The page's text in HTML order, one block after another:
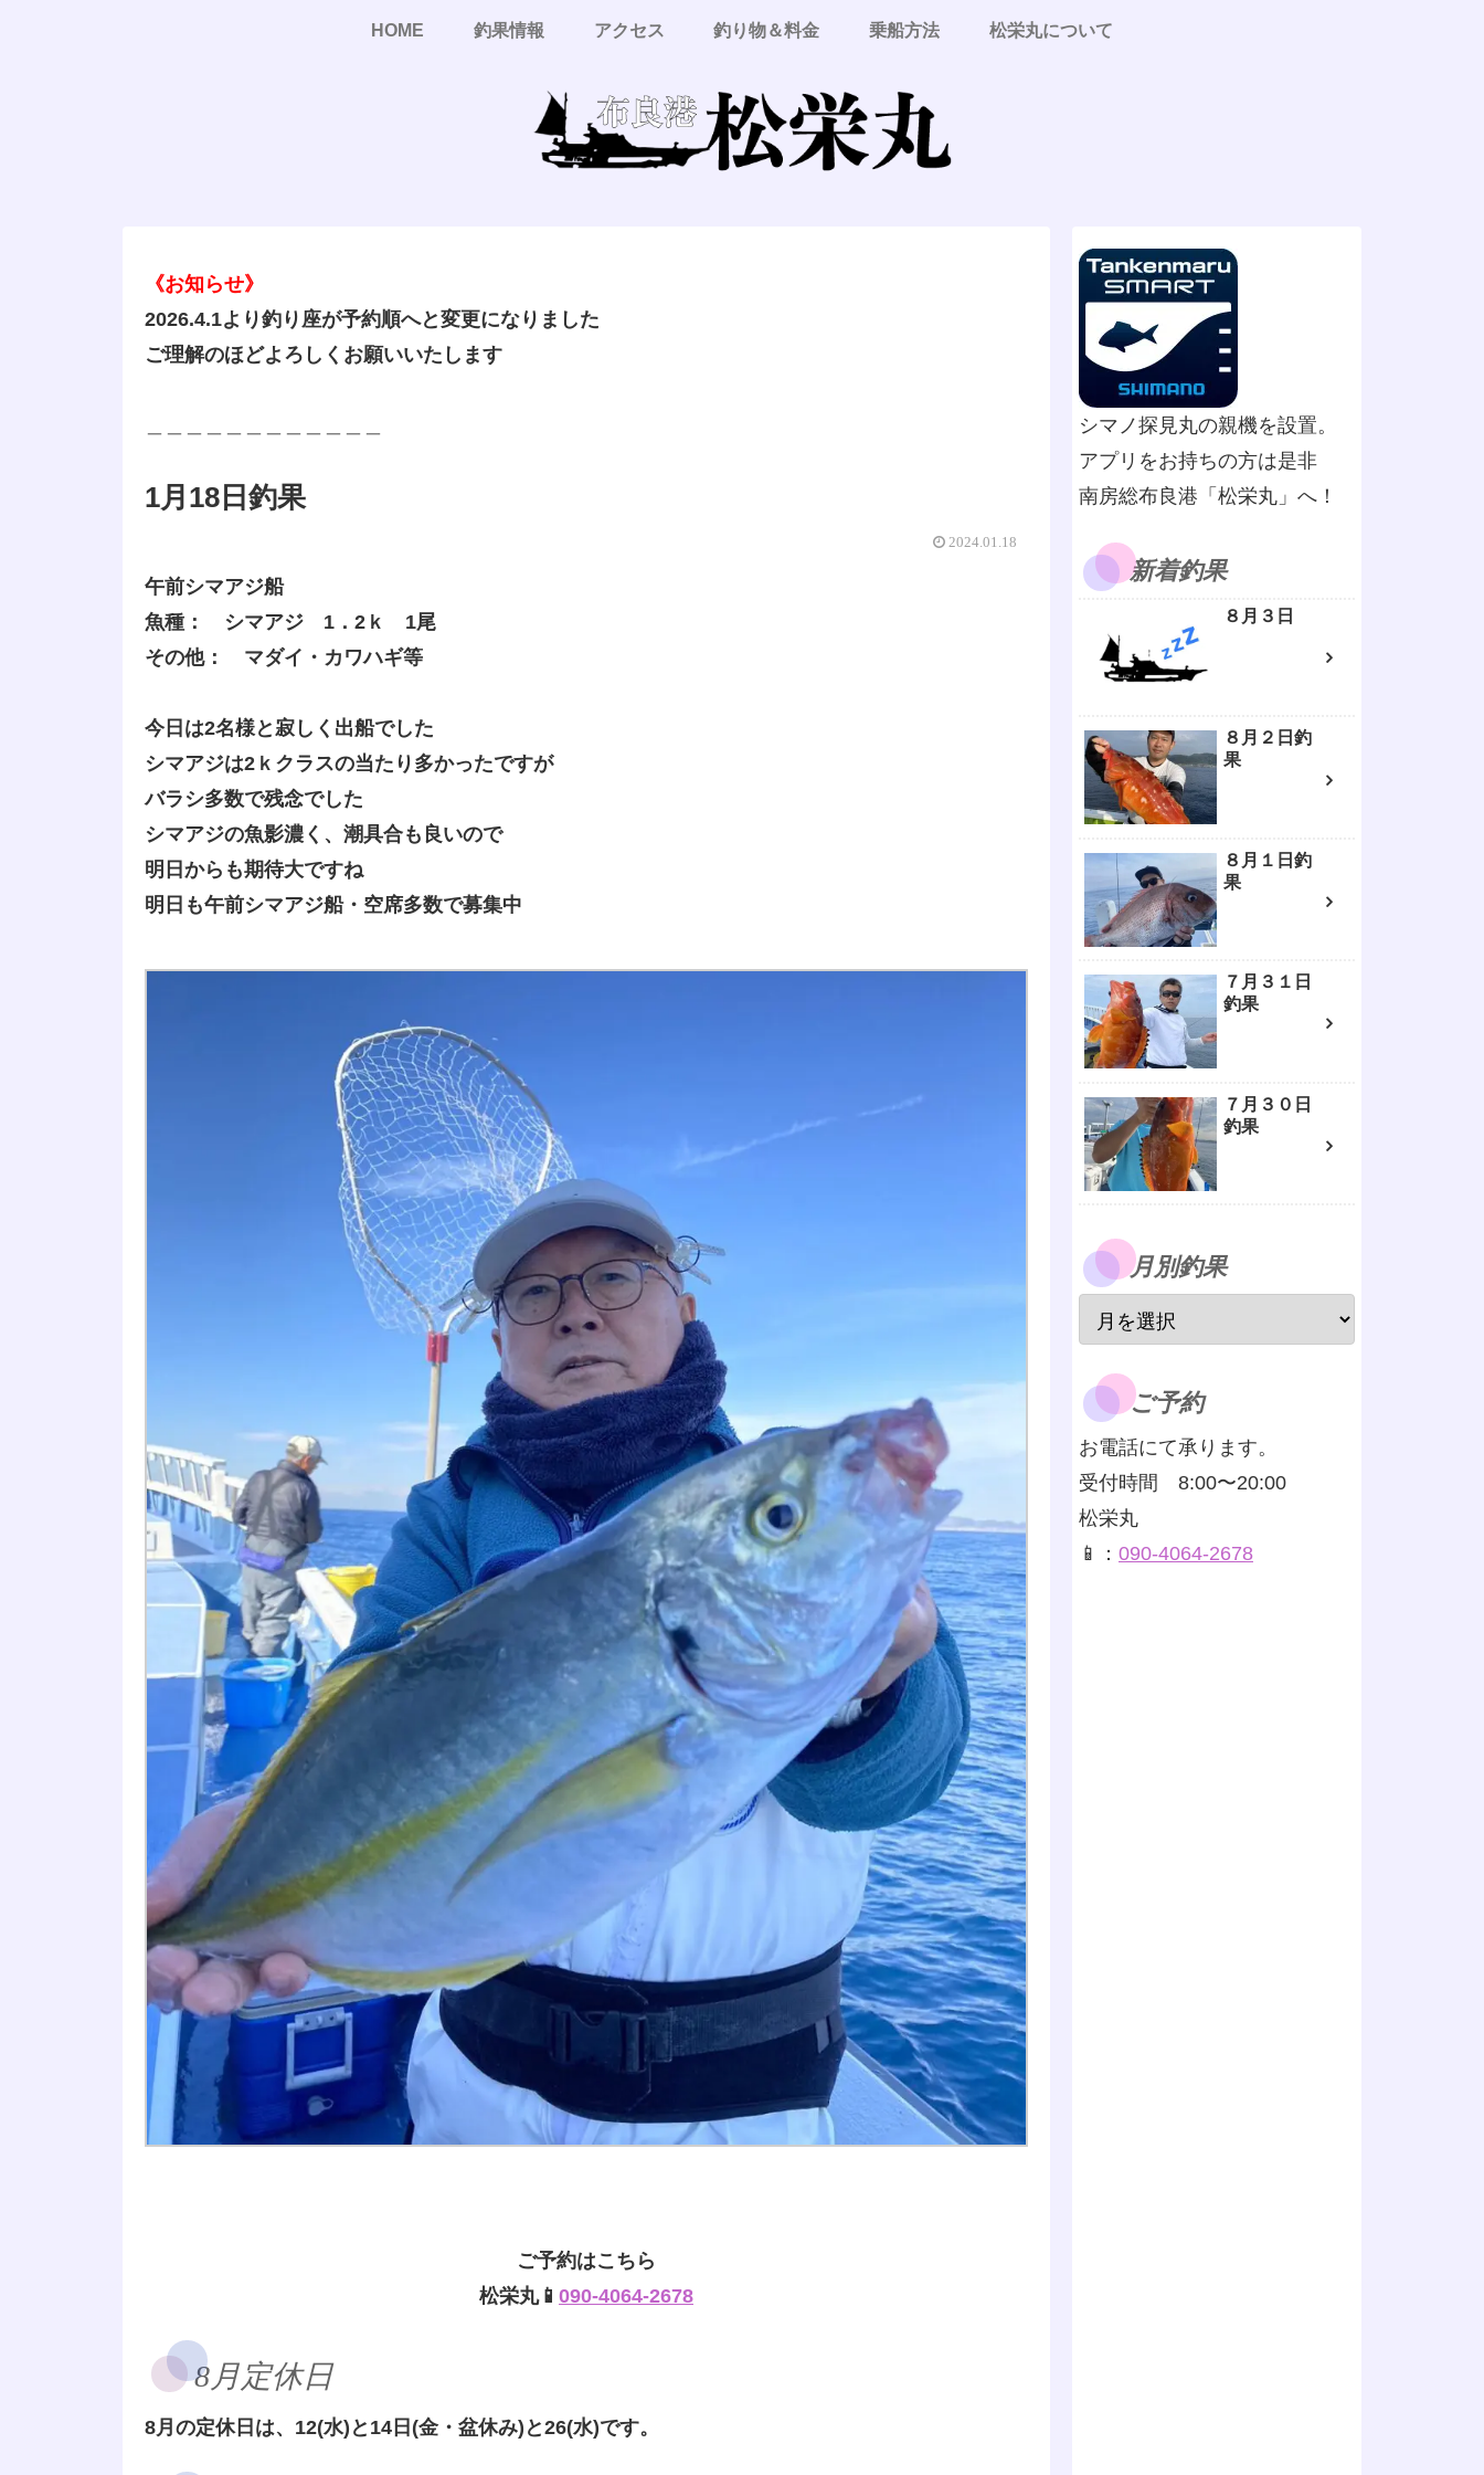
HOME 釣果情報 アクセス 釣り物＆料金 乗船方法 松栄丸について
《お知らせ》
2026.4.1より釣り座が予約順へと変更になりました
ご理解のほどよろしくお願いいたします
1月18日釣果
2024.01.18
午前シマアジ船
魚種： シマアジ 1．2ｋ 1尾
その他： マダイ・カワハギ等
今日は2名様と寂しく出船でした
シマアジは2ｋクラスの当たり多かったですが
バラシ多数で残念でした
シマアジの魚影濃く、潮具合も良いので
明日からも期待大ですね
明日も午前シマアジ船・空席多数で募集中
ご予約はこちら
松栄丸📱 090-4064-2678
8月定休日
8月の定休日は、12(水)と14日(金・盆休み)と26(水)です。
シマノ探見丸の親機を設置。
アプリをお持ちの方は是非
南房総布良港「松栄丸」へ！
新着釣果
８月３日
８月２日釣
果
８月１日釣
果
７月３１日
釣果
７月３０日
釣果
月別釣果
ご予約
お電話にて承ります。
受付時間 8:00〜20:00
松栄丸
📱： 090-4064-2678